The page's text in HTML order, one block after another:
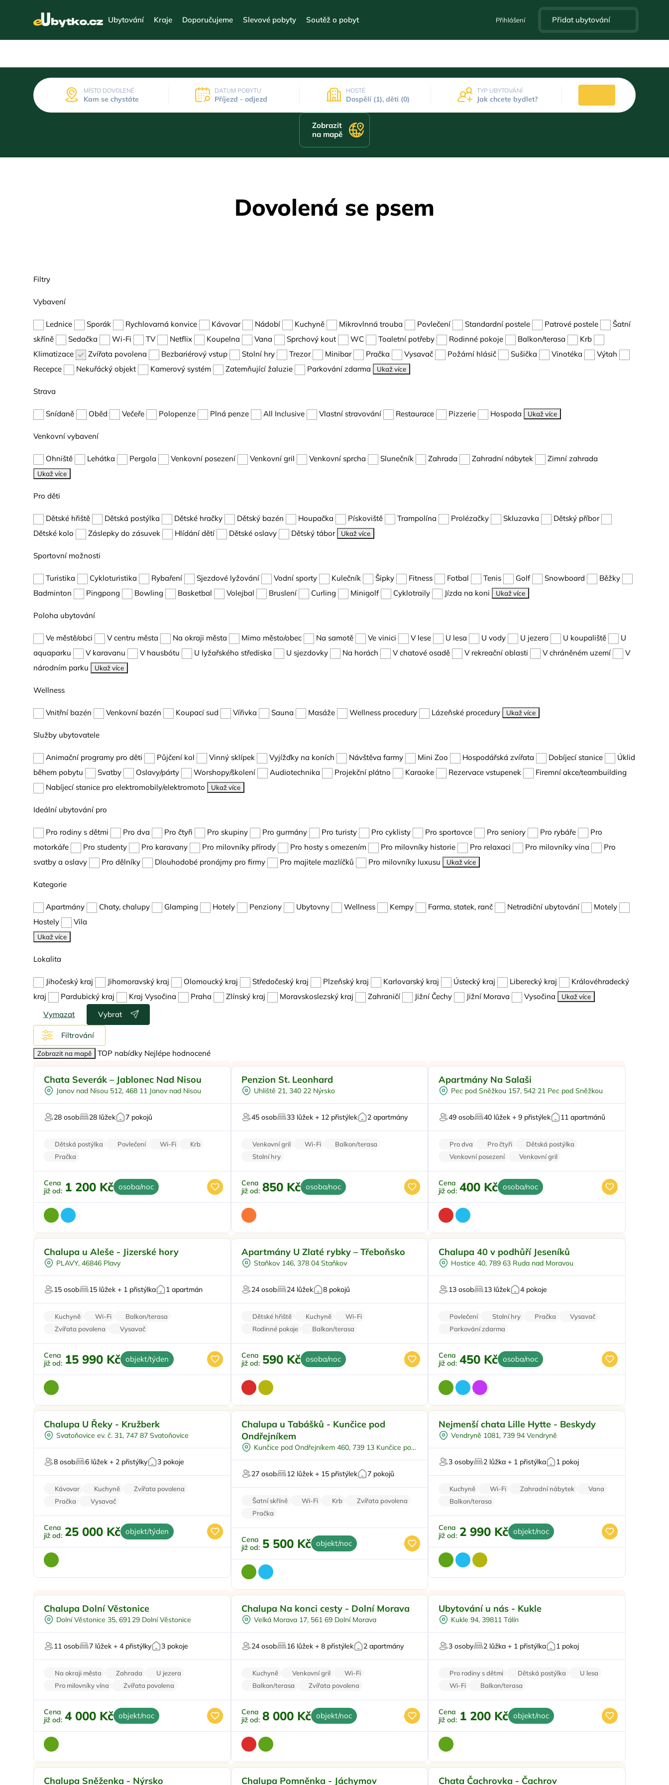
Ubytování Kraje Doporučujeme Slevové pobyty Soutěž o pobyt Přihlášení Přidat ubytování
MÍSTO DOVOLENÉ
Kam se chystáte
DATUM POBYTU
Příjezd - odjezd
HOSTÉ
Dospělí (1), děti (0)
TYP UBYTOVÁNÍ
Jak chcete bydlet?
Zobrazit
na mapě
Dovolená se psem
Filtry
Vybavení
Lednice Sporák Rychlovarná konvice Kávovar Nádobí Kuchyně Mikrovlnná trouba Povlečení Standardní postele Patrové postele
Šatní
skříně
Sedačka Wi-Fi TV Netflix Koupelna Vana Sprchový kout WC Toaletní potřeby Rodinné pokoje Balkon/terasa
Krb
Klimatizace
Zvířata povolena Bezbariérový vstup Stolní hry Trezor Minibar Pračka Vysavač Požární hlásič Sušička Vinotéka
Výtah
Recepce
Nekuřácký objekt Kamerový systém Zatemňující žaluzie Parkování zdarma Ukaž více
Strava
Snídaně Oběd Večeře Polopenze Plná penze All Inclusive Vlastní stravování Restaurace Pizzerie Hospoda Ukaž více
Venkovní vybavení
Ohniště Lehátka Pergola Venkovní posezení Venkovní gril Venkovní sprcha Slunečník Zahrada Zahradní nábytek Zimní zahrada
Ukaž více
Pro děti
Dětské hřiště Dětská postýlka Dětské hračky Dětský bazén Houpačka Pískoviště Trampolína Prolézačky Skluzavka
Dětský příbor
Dětské kolo
Záslepky do zásuvek Hlídání dětí Dětské oslavy Dětský tábor Ukaž více
Sportovní možnosti
Turistika Cykloturistika Rybaření Sjezdové lyžování Vodní sporty Kulečník Šipky Fitness Fotbal Tenis Golf Snowboard
Běžky
Badminton
Pingpong Bowling Basketbal Volejbal Bruslení Curling Minigolf Cyklotraily Jízda na koni Ukaž více
Poloha ubytování
Ve městě/obci V centru města Na okraji města Mimo město/obec Na samotě Ve vinici V lese U lesa U vody U jezera U koupaliště
U
aquaparku
V karavanu V hausbótu U lyžařského střediska U sjezdovky Na horách V chatové osadě V rekreační oblasti V chráněném uzemí
V
národním parku
Ukaž více
Wellness
Vnitřní bazén Venkovní bazén Koupací sud Vířivka Sauna Masáže Wellness procedury Lázeňské procedury Ukaž více
Služby ubytovatele
Animační programy pro děti Půjčení kol Vinný sklípek Vyjížďky na koních Návštěva farmy Mini Zoo Hospodářská zvířata Dobíjecí stanice
Úklid
během pobytu
Svatby Oslavy/párty Worshopy/školení Audiotechnika Projekční plátno Karaoke Rezervace vstupenek
Firemní akce/teambuilding
Nabíjecí stanice pro elektromobily/elektromoto
Ukaž více
Ideální ubytování pro
Pro rodiny s dětmi Pro dva Pro čtyři Pro skupiny Pro gurmány Pro turisty Pro cyklisty Pro sportovce Pro seniory Pro rybáře
Pro
motorkáře
Pro studenty Pro karavany Pro milovníky přírody Pro hosty s omezením Pro milovníky historie Pro relaxaci Pro milovníky vína
Pro
svatby a oslavy
Pro dělníky Dlouhodobé pronájmy pro firmy Pro majitele mazlíčků Pro milovníky luxusu Ukaž více
Kategorie
Apartmány Chaty, chalupy Glamping Hotely Penziony Ubytovny Wellness Kempy Farma, statek, ranč Netradiční ubytování
Motely
Hostely
Vila
Ukaž více
Lokalita
Jihočeský kraj Jihomoravský kraj Olomoucký kraj Středočeský kraj Plzeňský kraj Karlovarský kraj Ústecký kraj Liberecký kraj
Královéhradecký
kraj
Pardubický kraj Kraj Vysočina Praha Zlínský kraj Moravskoslezský kraj Zahraničí Jižní Čechy Jižní Morava Vysočina Ukaž více
Vymazat Vybrat
Filtrování
Zobrazit na mapě TOP nabídky Nejlépe hodnocené
Polopenze
U lyžařského střediska
Pro majitele mazlíčků
Chata Severák – Jablonec Nad Nisou
Janov nad Nisou 512, 468 11 Janov nad Nisou
28 osob 28 lůžek 7 pokojů
Dětská postýlka Povlečení Wi-Fi
Krb
Pračka
Cena
již od: 1 200 Kč osoba/noc
Vnitřní bazén
Dětské hřiště
Sauna
Penzion St. Leonhard
Uhliště 21, 340 22 Nýrsko
45 osob 33 lůžek + 12 přistýlek 2 apartmány
Venkovní gril Wi-Fi
Balkon/terasa
Stolní hry
Cena
již od: 850 Kč osoba/noc
Pro skupiny
U lyžařského střediska
Zvířata povolena
Apartmány Na Salaši
Pec pod Sněžkou 157, 542 21 Pec pod Sněžkou
49 osob 40 lůžek + 9 přistýlek 11 apartmánů
Pro dva Pro čtyři
Dětská postýlka
Venkovní posezení
Venkovní gril
Cena
již od: 400 Kč osoba/noc
Dětské hřiště
Venkovní bazén
Pro skupiny
Chalupa u Aleše - Jizerské hory
PLAVY, 46846 Plavy
15 osob 15 lůžek + 1 přistýlka 1 apartmán
Kuchyně Wi-Fi
Balkon/terasa
Zvířata povolena
Vysavač
Cena
již od: 15 990 Kč objekt/týden
Koupací sud
Vířivka
U vody
Apartmány U Zlaté rybky – Třeboňsko
Staňkov 146, 378 04 Staňkov
24 osob 24 lůžek 8 pokojů
Dětské hřiště Kuchyně
Wi-Fi
Rodinné pokoje
Balkon/terasa
Cena
již od: 590 Kč osoba/noc
Koupací sud
Vířivka
U vody
Chalupa 40 v podhůří Jeseníků
Hostice 40, 789 63 Ruda nad Moravou
13 osob 13 lůžek 4 pokoje
Povlečení Stolní hry Pračka
Vysavač
Parkování zdarma
Cena
již od: 450 Kč osoba/noc
Pro rodiny s dětmi
Koupací sud
Sauna
U vody
Chalupa U Řeky - Kružberk
Svatoňovice ev. č. 31, 747 87 Svatoňovice
8 osob 6 lůžek + 2 přistýlky 3 pokoje
Kávovar Kuchyně
Zvířata povolena
Pračka
Vysavač
Cena
již od: 25 000 Kč objekt/týden
Polopenze
Na samotě
U lesa
Pro svatby a oslavy
Chalupa u Tabášků - Kunčice pod
Ondřejníkem
Kunčice pod Ondřejníkem 460, 739 13 Kunčice pod
27 osob
12 lůžek + 15 přistýlek 7 pokojů
Šatní skříně Wi-Fi Krb
Zvířata povolena
Pračka
Cena
již od: 5 500 Kč objekt/noc
U lesa
Pro milovníky přírody
Pro majitele mazlíčků
Top
Nejmenší chata Lille Hytte - Beskydy
Vendryně 1081, 739 94 Vendryně
3 osoby 2 lůžka + 1 přistýlka 1 pokoj
Kuchyně Wi-Fi Zahradní nábytek
Vana
Balkon/terasa
Cena
již od: 2 990 Kč objekt/noc
Pro čtyři
Vinný sklípek
Firemní akce/teambuilding
Chalupa Dolní Věstonice
Dolní Věstonice 35, 691 29 Dolní Věstonice
11 osob 7 lůžek + 4 přistýlky 3 pokoje
Na okraji města Zahrada
U jezera
Pro milovníky vína
Zvířata povolena
Cena
již od: 4 000 Kč objekt/noc
Pro skupiny
Na samotě
Pro milovníky přírody
Chalupa Na konci cesty - Dolní Morava
Velká Morava 17, 561 69 Dolní Morava
24 osob 16 lůžek + 8 přistýlek 2 apartmány
Kuchyně Venkovní gril
Wi-Fi
Balkon/terasa
Zvířata povolena
Cena
již od: 8 000 Kč objekt/noc
Vířivka
Na samotě
Ubytování u nás - Kukle
Kukle 94, 39811 Tálín
3 osoby 2 lůžka + 1 přistýlka 1 pokoj
Pro rodiny s dětmi Dětská postýlka
U lesa
Wi-Fi
Balkon/terasa
Cena
již od: 1 200 Kč objekt/noc
Chalupa Sněženka - Nýrsko Chalupa Pomněnka - Jáchymov
Pro čtyři
Chata Čachrovka - Čachrov